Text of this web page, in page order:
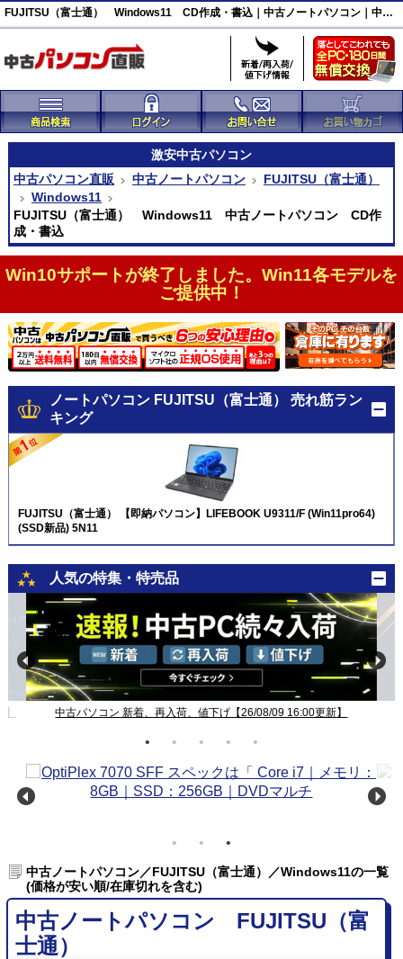
FUJITSU（富士通） Windows11 CD作成・書込｜中古ノートパソコン｜中古パソコン直販
激安中古パソコン
中古パソコン直販
中古ノートパソコン
FUJITSU（富士通）
Windows11
FUJITSU（富士通） Windows11 中古ノートパソコン CD作
成・書込
Win10サポートが終了しました。Win11各モデルを
ご提供中！
ノートパソコン FUJITSU（富士通） 売れ筋ラン
キング
FUJITSU（富士通） 【即納パソコン】LIFEBOOK U9311/F (Win11pro64)
(SSD新品) 5N11
人気の特集・特売品
中古パソコン 新着、再入荷、値下げ【26/08/09 16:00更新】
中古ノートパソコン／FUJITSU（富士通）／Windows11の一覧
(価格が安い順/在庫切れを含む)
中古ノートパソコン FUJITSU（富
士通）